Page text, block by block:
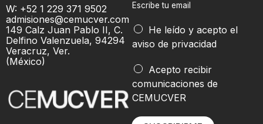
W: +52 1 229 371 9502
admisiones@cemucver.com
149 Calz Juan Pablo II, C.
Delfino Valenzuela, 94294
Veracruz, Ver.
(México)
c
i
b
e
u
e
m
Escribe tu email
He leído y acepto el
aviso de privacidad
t
E
c
Acepto recibir
comunicaciones de
CEMUCVER